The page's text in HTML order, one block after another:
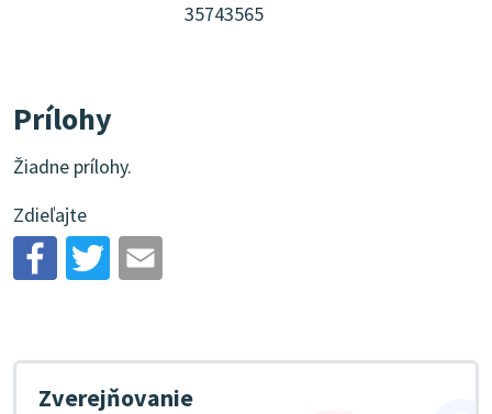
35743565
Prílohy
Žiadne prílohy.
Zdieľajte
Zverejňovanie